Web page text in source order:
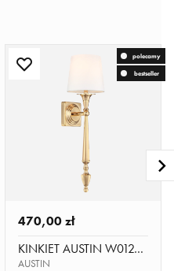
polecamy
bestseller
470,00 zł
KINKIET AUSTIN W01265AU-WH
AUSTIN